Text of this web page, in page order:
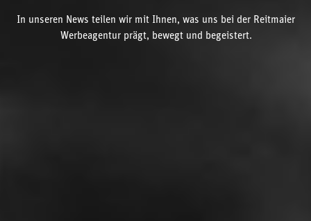
In unseren News teilen wir mit Ihnen, was uns bei der Reitmaier
Werbeagentur prägt, bewegt und begeistert.